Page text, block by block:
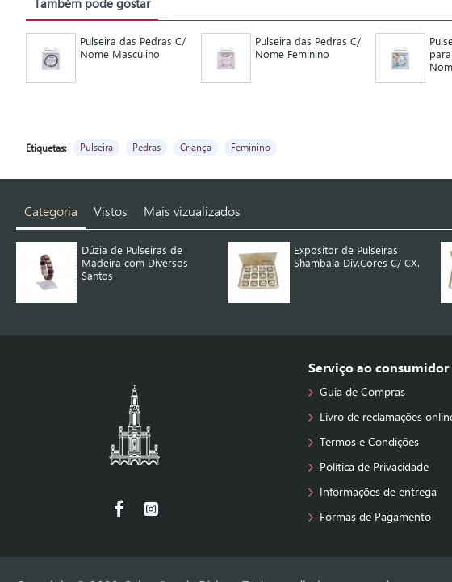
Também pode gostar
Pulseira das Pedras C/
Nome Masculino
Pulseira das Pedras C/
Nome Feminino
Etiquetas: Pulseira Pedras Criança Feminino
Categoria Vistos Mais vizualizados
Dúzia de Pulseiras de
Madeira com Diversos
Santos
Expositor de Pulseiras
Shambala Div.Cores C/ CX.
Serviço ao consumidor
Guia de Compras
Livro de reclamações
Termos e Condições
Política de Privacidade
Informações de entrega
Formas de Pagamento